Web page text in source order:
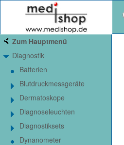
Zum Hauptmenü
Diagnostik
Batterien
Blutdruckmessgeräte
Dermatoskope
Diagnoseleuchten
Diagnostiksets
Dynanometer